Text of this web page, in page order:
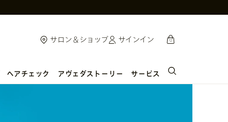
サロン＆ショップ サインイン cart
0
ヘアチェック アヴェダストーリー サービス